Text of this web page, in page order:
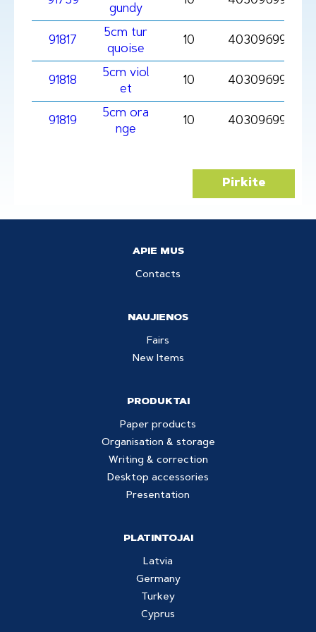
gundy
91817
5cm tur
quoise
10 4030969918173
91818
5cm viol
et
10 4030969918180
91819
5cm ora
nge
10 4030969918197
Pirkite
APIE MUS
Contacts
NAUJIENOS
Fairs
New Items
PRODUKTAI
Paper products
Organisation & storage
Writing & correction
Desktop accessories
Presentation
PLATINTOJAI
Latvia
Germany
Turkey
Cyprus